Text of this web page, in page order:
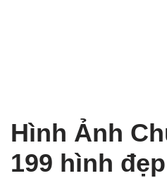
Hình Ảnh
199 hình